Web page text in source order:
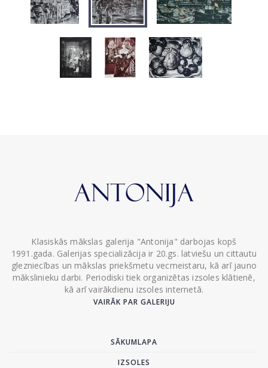
Klasiskās mākslas galerija "Antonija" darbojas kopš
1991.gada. Galerijas specializācija ir 20.gs. latviešu un cittautu
glezniecības un mākslas priekšmetu vecmeistaru, kā arī jauno
mākslinieku darbi. Periodiski tiek organizētas izsoles klātienē,
kā arī vairākdienu izsoles internetā.
VAIRĀK PAR GALERIJU
SĀKUMLAPA
IZSOLES